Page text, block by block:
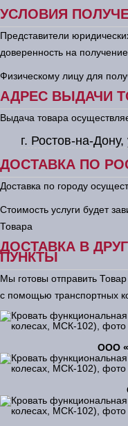
УСЛОВИЯ
Представители
доверенность на
Физическому лицу для
АДРЕС ВЫДАЧИ
Выдача товара
г. Ростов-на-
ДОСТАВКА ПО
Доставка по городу
Стоимость услуги будет
Товара
ДОСТАВКА В
ПУНКТЫ
Мы готовы отправить
с помощью транспортных
ООО